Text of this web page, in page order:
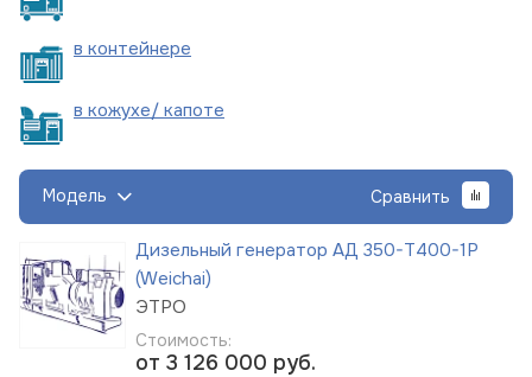
в контейнере
в кожухе/ капоте
Модель Сравнить
Дизельный генератор АД 350-Т400-1Р
(Weichai)
ЭТРО
Стоимость:
от 3 126 000 руб.